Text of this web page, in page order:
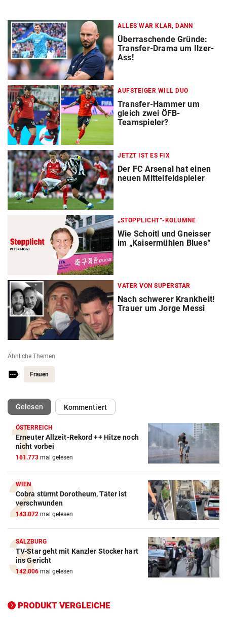
ALLES WAR KLAR, DANN
Überraschende Gründe:
Transfer-Drama um Ilzer-
Ass!
AUFSTEIGER WILL DUO
Transfer-Hammer um
gleich zwei ÖFB-
Teamspieler?
JETZT IST ES FIX
Der FC Arsenal hat einen
neuen Mittelfeldspieler
„STOPPLICHT“-KOLUMNE
Wie Schoitl und Gneisser
im „Kaisermühlen Blues“
VATER VON SUPERSTAR
Nach schwerer Krankheit!
Trauer um Jorge Messi
Ähnliche Themen
Frauen
Gelesen(ausgewählt)Kommentiert
ÖSTERREICH
Erneuter Allzeit-Rekord ++ Hitze noch
nicht vorbei
161.773 mal gelesen
WIEN
Cobra stürmt Dorotheum, Täter ist
verschwunden
143.072 mal gelesen
SALZBURG
TV-Star geht mit Kanzler Stocker hart
ins Gericht
142.006 mal gelesen
PRODUKT VERGLEICHE
Action-Cam Vergleich
ZUM VERGLEICH
Crosstrainer Vergleich
ZUM VERGLEICH
E-Bike Vergleich
ZUM VERGLEICH
Elektro-Scooter Vergleich
ZUM VERGLEICH
ZUM VERGLEICH